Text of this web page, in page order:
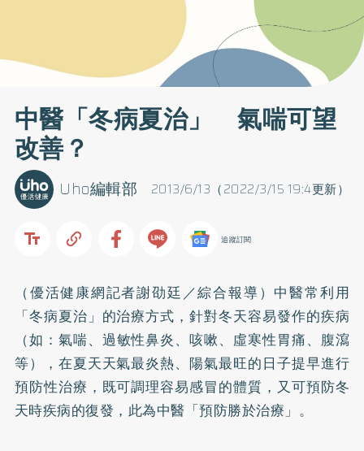
中醫「冬病夏治」 氣喘可望
改善？
2013/6/13（2022/3/15 19:4更新）
Uho編輯部
追蹤訂閱
（優活健康網記者謝劭廷／綜合報導）中醫常利用
「冬病夏治」的治療方式，針對冬天容易發作的疾病
（如： 氣喘、過敏性鼻炎、咳嗽、虛寒性胃痛、腹瀉
等），在夏天天氣最炎熱、陽氣最旺的日子提早進行
預防性治療，既可調理容易感冒的體質，又可預防冬
天時疾病的復發，此為中醫「預防勝於治療」。